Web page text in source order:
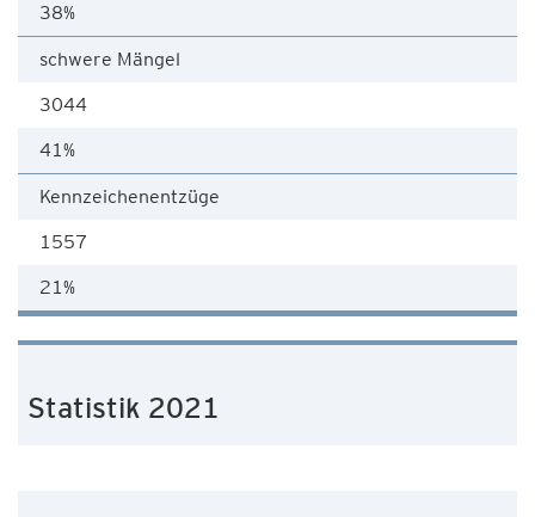
38%
schwere Mängel
3044
41%
Kennzeichenentzüge
1557
21%
Statistik 2021